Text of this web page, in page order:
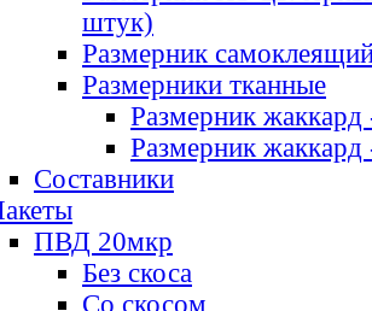
штук)
Размерник
Размерники тканные
Размерник
Размерник
Составники
ПВД 20мкр
Без скоса
Со скосом